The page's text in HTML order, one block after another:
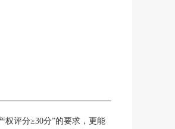
权评分≥30分”的要求，更能